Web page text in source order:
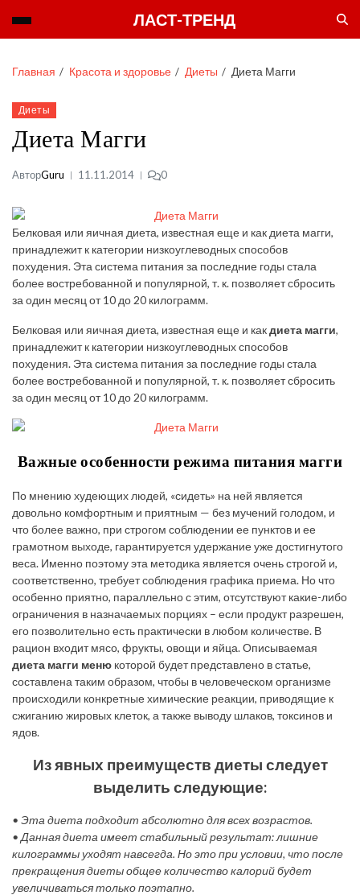
ЛАСТ-ТРЕНД
Главная Красота и здоровье Диеты Диета Магги
Диеты
Диета Магги
АвторGuru 11.11.2014 0
Белковая или яичная диета, известная еще и как диета магги,
принадлежит к категории низкоуглеводных способов
похудения. Эта система питания за последние годы стала
более востребованной и популярной, т. к. позволяет сбросить
за один месяц от 10 до 20 килограмм.
Белковая или яичная диета, известная еще и какдиета магги,
принадлежит к категории низкоуглеводных способов
похудения. Эта система питания за последние годы стала
более востребованной и популярной, т. к. позволяет сбросить
за один месяц от 10 до 20 килограмм.
Важные особенности режима питания магги
По мнению худеющих людей, «сидеть» на ней является
довольно комфортным и приятным — без мучений голодом, и
что более важно, при строгом соблюдении ее пунктов и ее
грамотном выходе, гарантируется удержание уже достигнутого
веса. Именно поэтому эта методика является очень строгой и,
соответственно, требует соблюдения графика приема. Но что
особенно приятно, параллельно с этим, отсутствуют какие-либо
ограничения в назначаемых порциях – если продукт разрешен,
его позволительно есть практически в любом количестве. В
рацион входит мясо, фрукты, овощи и яйца. Описываемая
диета магги меню которой будет представлено в статье,
составлена таким образом, чтобы в человеческом организме
происходили конкретные химические реакции, приводящие к
сжиганию жировых клеток, а также выводу шлаков, токсинов и
ядов.
Из явных преимуществ диеты следует
выделить следующие:
• Эта диета подходит абсолютно для всех возрастов.
• Данная диета имеет стабильный результат: лишние
килограммы уходят навсегда. Но это при условии, что после
прекращения диеты общее количество калорий будет
увеличиваться только поэтапно.